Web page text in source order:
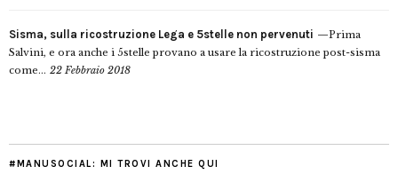
Sisma, sulla ricostruzione Lega e 5stelle non pervenuti
Prima
Salvini, e ora anche i 5stelle provano a usare la ricostruzione post-sisma
come... 22 Febbraio 2018
#MANUSOCIAL: MI TROVI ANCHE QUI